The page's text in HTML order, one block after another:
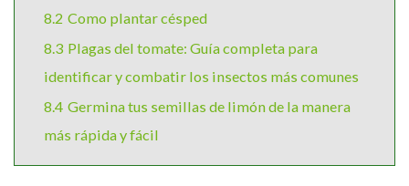
8.2 Como plantar césped
8.3 Plagas del tomate: Guía completa para
identificar y combatir los insectos más comunes
8.4 Germina tus semillas de limón de la manera
más rápida y fácil